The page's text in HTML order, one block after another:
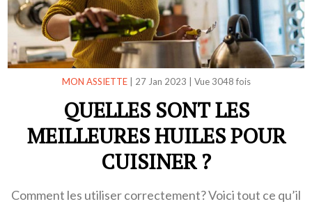
MON ASSIETTE| 27 Jan 2023 Vue 3048 fois
QUELLES SONT LES
MEILLEURES HUILES POUR
CUISINER ?
Comment les utiliser correctement? Voici tout ce qu’il